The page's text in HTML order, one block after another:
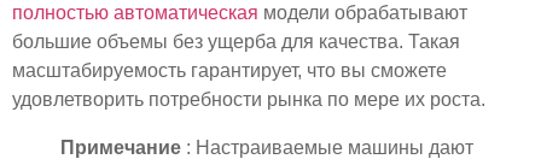
полностью автоматическая модели обрабатывают
большие объемы без ущерба для качества. Такая
масштабируемость гарантирует, что вы сможете
удовлетворить потребности рынка по мере их роста.
Примечание : Настраиваемые машины дают